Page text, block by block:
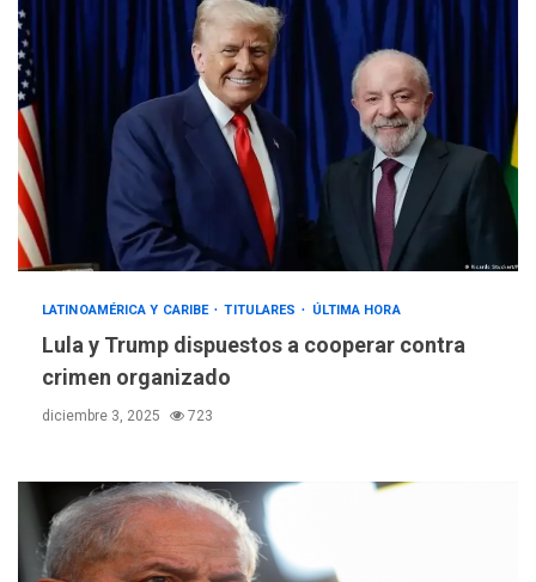
LATINOAMÉRICA Y CARIBE TITULARES ÚLTIMA HORA
Lula y Trump dispuestos a cooperar contra
crimen organizado
diciembre 3, 2025 723